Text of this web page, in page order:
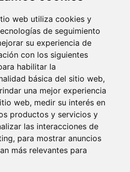
web utiliza cookies y
de seguimiento
su experiencia de
con los siguientes
habilitar la
básica del sitio web,
una mejor experiencia
web, medir su interés en
productos y servicios y
las interacciones de
, para mostrar anuncios
más relevantes para
Redes Sociales
DE USO